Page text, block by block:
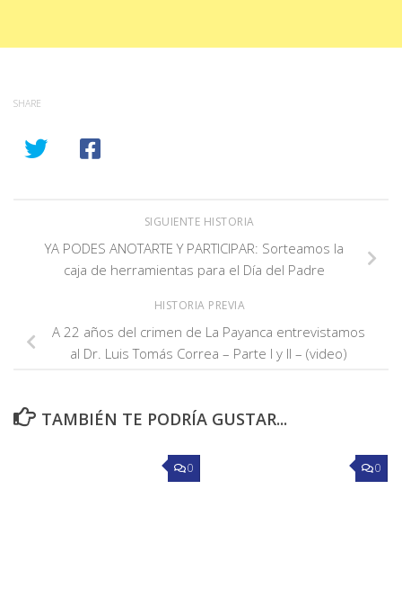
SHARE
SIGUIENTE HISTORIA
YA PODES ANOTARTE Y PARTICIPAR: Sorteamos la
caja de herramientas para el Día del Padre
HISTORIA PREVIA
A 22 años del crimen de La Payanca entrevistamos
al Dr. Luis Tomás Correa – Parte I y II – (video)
TAMBIÉN TE PODRÍA GUSTAR...
0 0